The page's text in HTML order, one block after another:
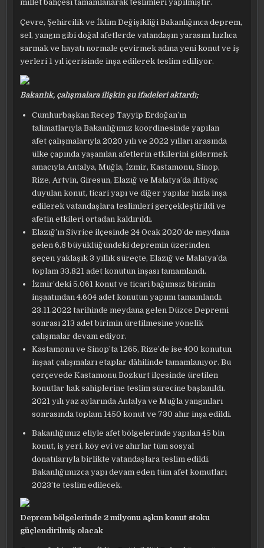
millet bahçesi tamamlanarak teslimleri yapılmıştır.
Çevre, Şehircilik ve İklim Değişikliği Bakanlığınca deprem,
sel, yangın gibi doğal afetlerde vatandaşın yarasını hızlıca
sarmak ve hayatı normale çevirmek adına yeni konut ve iş
yerleri 1 yıl içerisinde inşa edilerek teslim ediliyor.
Bakanlık, çalışmalara ilişkin şu ifadeleri aktardı;
Cumhurbaşkan Recep Tayyip Erdoğan’ın
talimatlarıyla Bakanlığımız koordinesinde yapılan
afet çalışmalarıyla 2020 yılı ve 2022 yılları arasında
ülke çapında yaşanılan afetlerin etkilerini gidermek
amacıyla Antalya, Muğla, İzmir, Kastamonu, Sinop,
Rize, Artvin, Giresun, Elazığ ve Malatya’da ihtiyaç
duyulan konut, ticari yapı ve diğer yapılar hızla inşa
edilerek vatandaşlara teslimleri gerçekleştirildi ve
afetin etkileri ortadan kaldırıldı.
Elazığ’ın Sivrice ilçesinde 24 Ocak 2020’de meydana
gelen 6,8 büyüklüğündeki depremin üzerinden
geçen yaklaşık 3 yıllık süreçte, Elazığ ve Malatya’da
toplam 33.821 adet konutun inşası tamamlandı.
İzmir’deki 5.061 konut ve ticari bağımsız birimin
inşaatından 4.604 adet konutun yapımı tamamlandı.
23.11.2022 tarihinde meydana gelen Düzce Depremi
sonrası 213 adet birimin üretilmesine yönelik
çalışmalar devam ediyor.
Kastamonu ve Sinop’ta 1265, Rize’de ise 400 konutun
inşaat çalışmaları etaplar dâhilinde tamamlanıyor. Bu
çerçevede Kastamonu Bozkurt ilçesinde üretilen
konutlar hak sahiplerine teslim sürecine başlanıldı.
2021 yılı yaz aylarında Antalya ve Muğla yangınları
sonrasında toplam 1450 konut ve 730 ahır inşa edildi.
Bakanlığımız eliyle afet bölgelerinde yapılan 45 bin
konut, iş yeri, köy evi ve ahırlar tüm sosyal
donatılarıyla birlikte vatandaşlara teslim edildi.
Bakanlığımızca yapı devam eden tüm afet komutları
2023’te teslim edilecek.
Deprem bölgelerinde 2 milyonu aşkın konut stoku
güçlendirilmiş olacak